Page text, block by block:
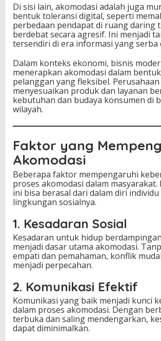
Di sisi lain, akomodasi adalah juga
bentuk toleransi digital, seperti
perbedaan pendapat di ruang daring
berdebat secara agresif. Ini menjadi
tersendiri di era informasi yang serba
Dalam konteks ekonomi, bisnis
menerapkan akomodasi dalam
pelanggan yang fleksibel. Perusahaan
menyesuaikan produk dan layanan
kebutuhan dan budaya konsumen di
wilayah.
Faktor yang
Akomodasi
Beberapa faktor mempengaruhi
proses akomodasi dalam
ini bisa berasal dari dalam diri
lingkungan sosialnya.
1. Kesadaran Sosial
Kesadaran untuk hidup
menjadi dasar utama akomodasi.
empati dan pemahaman, konflik
menjadi perpecahan.
2. Komunikasi Efektif
Komunikasi yang baik menjadi kunci
dalam proses akomodasi. Dengan
terbuka dan saling mendengarkan,
dapat diminimalkan.